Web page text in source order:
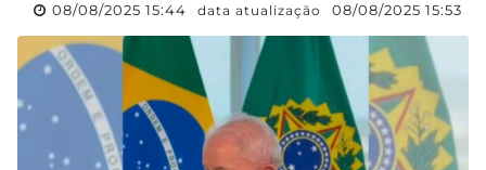
08/08/2025 15:44 data atualização 08/08/2025 15:53